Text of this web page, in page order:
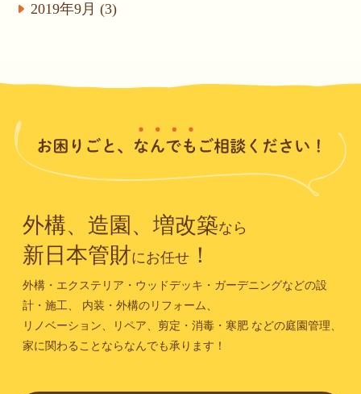
2019年9月 (3)
外構、造園、増改築なら
新日本管財にお任せ！
外構・エクステリア・ウッドデッキ・ガーデニングなどの設
計・施工、
内装・外構のリフォーム、
リノベーション、リペア、剪定・消毒・寒肥などの庭園管理、
家に関わることならなんでも承ります！